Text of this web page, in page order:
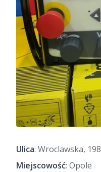
Ulica: Wroclawska, 198
Miejscowość: Opole